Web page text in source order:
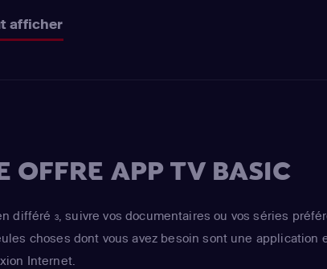
afficher
OFFRE APP TV BASIC
différé 3, suivre vos documentaires ou vos séries
choses dont vous avez besoin sont une application
Internet.